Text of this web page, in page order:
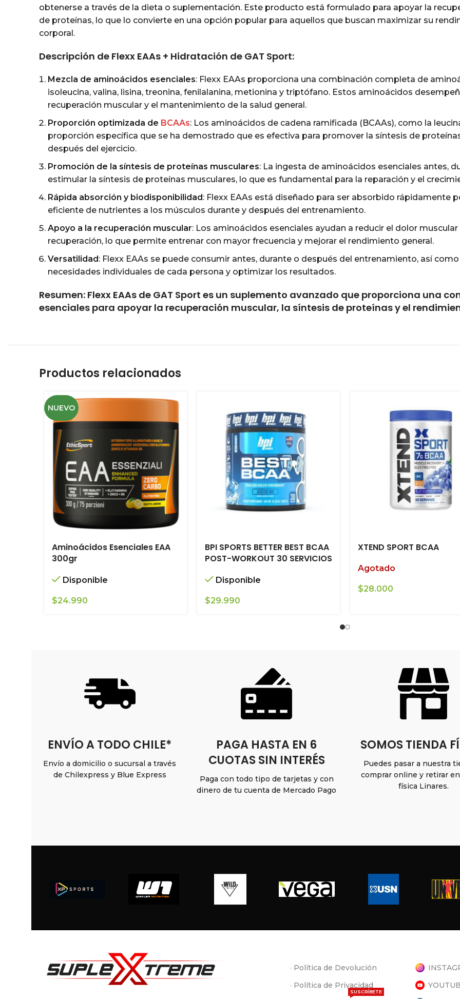
obtenerse a través de la dieta o suplementación. Este producto está formulado para apoyar la
de proteínas, lo que lo convierte en una opción popular para aquellos que buscan maximizar su
corporal.
Descripción de Flexx EAAs + Hidratación de GAT Sport:
Mezcla de aminoácidos esenciales: Flexx EAAs proporciona una combinación completa de
isoleucina, valina, lisina, treonina, fenilalanina, metionina y triptófano. Estos aminoácidos
recuperación muscular y el mantenimiento de la salud general.
Proporción optimizada de BCAAs: Los aminoácidos de cadena ramificada (BCAAs), como la
proporción específica que se ha demostrado que es efectiva para promover la síntesis de
después del ejercicio.
Promoción de la síntesis de proteínas musculares: La ingesta de aminoácidos esenciales antes,
estimular la síntesis de proteínas musculares, lo que es fundamental para la reparación y el
Rápida absorción y biodisponibilidad: Flexx EAAs está diseñado para ser absorbido rápidamente
eficiente de nutrientes a los músculos durante y después del entrenamiento.
Apoyo a la recuperación muscular: Los aminoácidos esenciales ayudan a reducir el dolor
recuperación, lo que permite entrenar con mayor frecuencia y mejorar el rendimiento general.
Versatilidad: Flexx EAAs se puede consumir antes, durante o después del entrenamiento, así
necesidades individuales de cada persona y optimizar los resultados.
Resumen: Flexx EAAs de GAT Sport es un suplemento avanzado que proporciona una
esenciales para apoyar la recuperación muscular, la síntesis de proteínas y el
Productos relacionados
NUEVO
Aminoácidos Esenciales EAA
300gr
Disponible
$24.990
BPI SPORTS BETTER BEST BCAA
POST-WORKOUT 30 SERVICIOS
Disponible
$29.990
XTEND SPORT BCAA
Agotado
$28.000
ENVÍO A TODO CHILE*
Envío a domicilio o sucursal a través
de Chilexpress y Blue Express
PAGA HASTA EN 6
CUOTAS SIN INTERÉS
Paga con todo tipo de tarjetas y con
dinero de tu cuenta de Mercado Pago
SOMOS TIENDA
Puedes pasar a nuestra
comprar online y retirar
física Linares.
· Política de Devolución
· Política de Privacidad
SUSCRÍBETE